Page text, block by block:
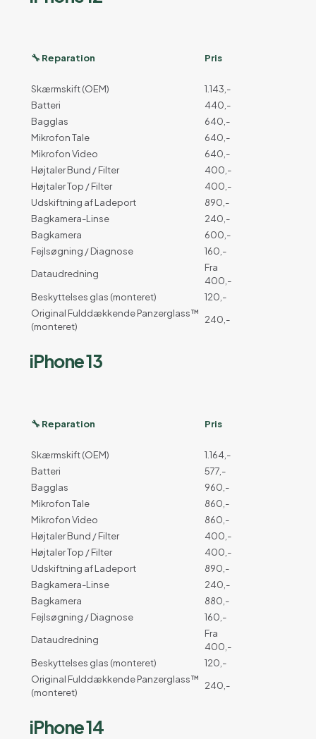
🔧 Reparation Pris
Skærmskift (OEM)
1.143,-
Batteri
440,-
Bagglas
640,-
Mikrofon Tale
640,-
Mikrofon Video
640,-
Højtaler Bund / Filter
400,-
Højtaler Top / Filter
400,-
Udskiftning af Ladeport
890,-
Bagkamera-Linse
240,-
Bagkamera
600,-
Fejlsøgning / Diagnose
160,-
Dataudredning
Fra
400,-
Beskyttelses glas (monteret)
120,-
Original Fulddækkende Panzerglass™
(monteret)
240,-
iPhone 13
🔧 Reparation Pris
Skærmskift (OEM)
1.164,-
Batteri
577,-
Bagglas
960,-
Mikrofon Tale
860,-
Mikrofon Video
860,-
Højtaler Bund / Filter
400,-
Højtaler Top / Filter
400,-
Udskiftning af Ladeport
890,-
Bagkamera-Linse
240,-
Bagkamera
880,-
Fejlsøgning / Diagnose
160,-
Dataudredning
Fra
400,-
Beskyttelses glas (monteret)
120,-
Original Fulddækkende Panzerglass™
(monteret)
240,-
iPhone 14